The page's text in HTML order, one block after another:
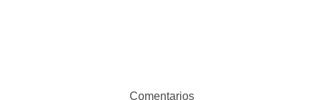
Comentarios